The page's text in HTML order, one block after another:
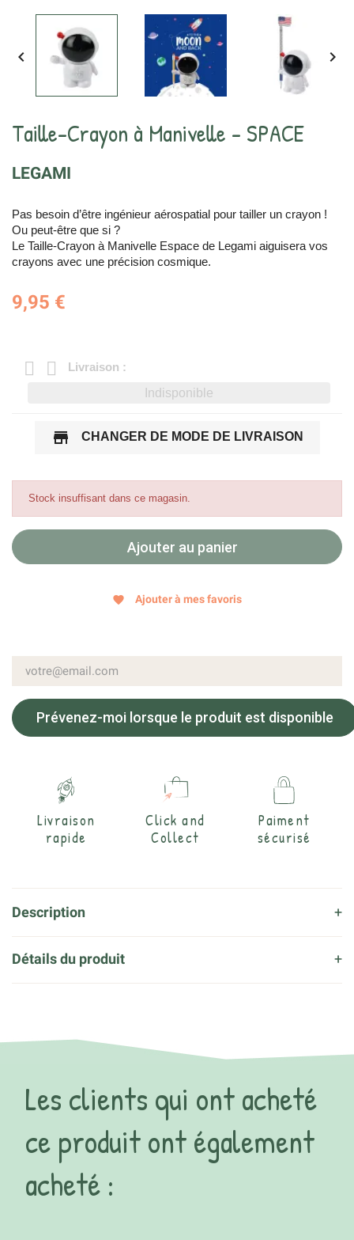
 
Taille-Crayon à Manivelle - SPACE
LEGAMI
Pas besoin d’être ingénieur aérospatial pour tailler un crayon !
Ou peut-être que si ?
Le Taille-Crayon à Manivelle Espace de Legami aiguisera vos
crayons avec une précision cosmique.
9,95 €
Livraison :
Indisponible
store CHANGER DE MODE DE LIVRAISON
Stock insuffisant dans ce magasin.
Ajouter au panier
favorite Ajouter à mes favoris
Prévenez-moi lorsque le produit est disponible
Livraison
rapide
Click and
Collect
Paiment
sécurisé
Description
Détails du produit
Les clients qui ont acheté
ce produit ont également
acheté :